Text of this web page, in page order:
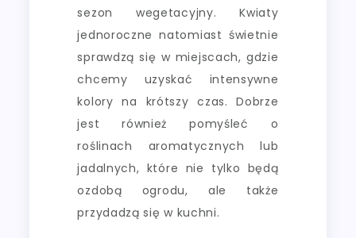
sezon wegetacyjny. Kwiaty
jednoroczne natomiast świetnie
sprawdzą się w miejscach, gdzie
chcemy uzyskać intensywne
kolory na krótszy czas. Dobrze
jest również pomyśleć o
roślinach aromatycznych lub
jadalnych, które nie tylko będą
ozdobą ogrodu, ale także
przydadzą się w kuchni.